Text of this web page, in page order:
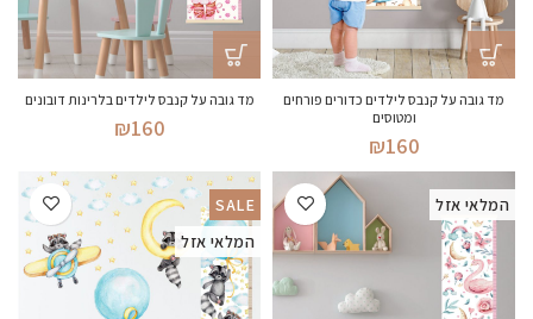
מד גובה על קנבס לילדים כדורים פורחים
ומטוסים
₪160
מד גובה על קנבס לילדים בלרינות דובונים
₪160
המלאי אזל
SALE
המלאי אזל